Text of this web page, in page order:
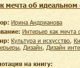
мечта об идеальном
Ирина Андрианова
Интерьер как
культура и искусство,
, дизайн, дизайн
на книгу: